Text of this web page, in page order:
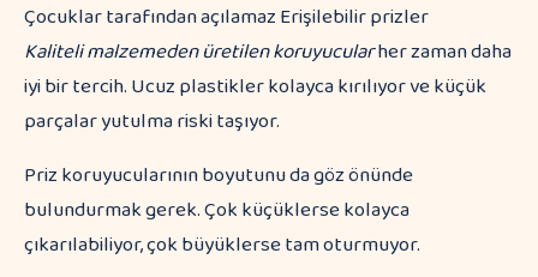
Çocuklar tarafından açılamaz Erişilebilir prizler
Kaliteli malzemeden üretilen koruyucularher zaman daha
iyi bir tercih. Ucuz plastikler kolayca kırılıyor ve küçük
parçalar yutulma riski taşıyor.
Priz koruyucularının boyutunu da göz önünde
bulundurmak gerek. Çok küçüklerse kolayca
çıkarılabiliyor, çok büyüklerse tam oturmuyor.